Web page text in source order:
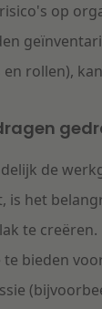
op
rollen),
de
is het
te
bieden